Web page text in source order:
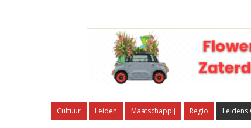
Cultuur Leiden Maatschappij Regio Leidens